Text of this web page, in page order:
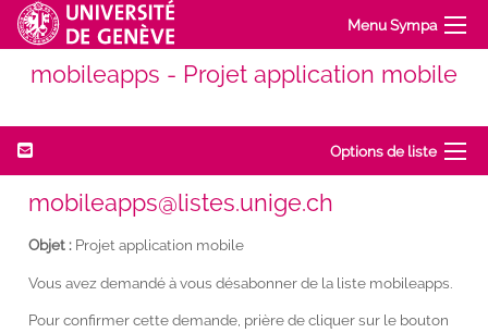
Menu Sympa
mobileapps - Projet application mobile
Options de liste
mobileapps@listes.unige.ch
Objet : Projet application mobile
Vous avez demandé à vous désabonner de la liste mobileapps.
Pour confirmer cette demande, prière de cliquer sur le bouton